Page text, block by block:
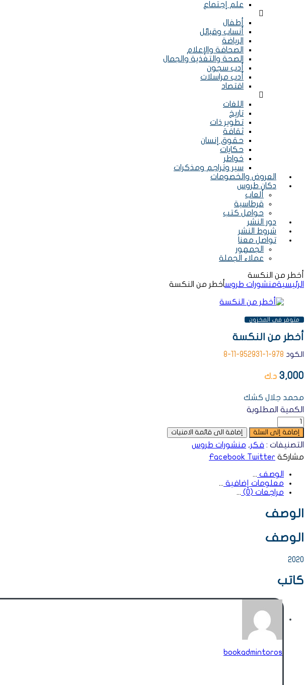
علم إجتماع
Menu
أطفال
أنساب وقبائل
الرياضة
الصحافة والإعلام
الصحة والتغذية والجمال
أدب سجون
أدب مراسلات
اقتصاد
Menu
اللغات
تاريخ
تطوير ذات
ثقافة
حقوق إنسان
حكايات
خواطر
سير وتراجم ومذكرات
العروض والخصومات
دكان طروس
ألعاب
قرطاسية
حوامل كتب
دور النشر
شروط النشر
تواصل معنا
الجمهور
عملاء الجملة
أخطر من النكسة
الرئيسيةمنشورات طروسأخطر من النكسة
AVAILABILITY:
متوفر فى المخزون
أخطر من النكسة
الكود 978-1-952931-11-8
3,000 د.ك
محمد جلال كشك
الكمية المطلوبة
إضافة إلى السلة إضافة الى قائمة الامنيات
التصنيفات : فكر, منشورات طروس
مشاركة
Facebook Twitter
الوصف
معلومات إضافية
مراجعات (0)
الوصف
الوصف
2020
كاتب
bookadmintoros